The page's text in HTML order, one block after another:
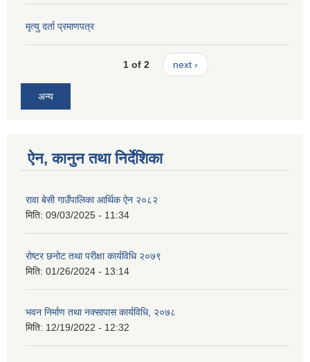
मृत्यु दर्ता प्रमाणपत्र
1 of 2 next ›
अन्य
ऐन, कानुन तथा निर्देशिका
रावा बेसी गाउँपालिका आर्थिक ऐन २०८२
मिति: 09/03/2025 - 11:34
रोष्टर छनोट तथा परीक्षा कार्यविधि २०७९
मिति: 01/26/2024 - 13:14
भवन निर्माण तथा नक्सापास कार्यविधि, २०७८
मिति: 12/19/2022 - 12:32